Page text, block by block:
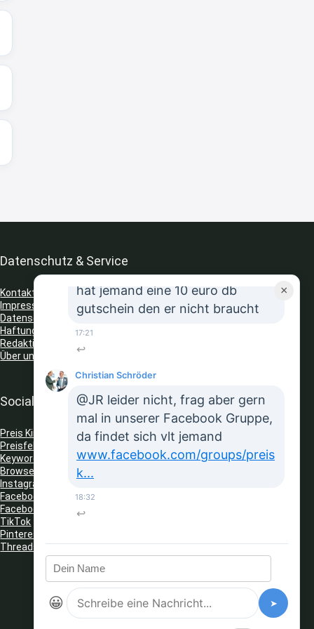
Datenschutz & Service
Kontakt
Impressum
Datenschutz
Haftungsausschluss
Redaktionelle Richtlinien
Über uns
Social Media
Preis King auf Telegram
Preisfehler Whats App Kanal
Keyword Tracker (Telegram)
Browser Erweiterungen: Gutschein Finder
Instagram
Facebook
Facebook Gruppe
TikTok
Pinterest
Threads
×
8:43
JR
hat jemand eine 10 euro db
gutschein den er nicht braucht
17:21
↩
Christian Schröder
@JR leider nicht, frag aber gern
mal in unserer Facebook Gruppe,
da findet sich vlt jemand
www.facebook.com/groups/preis
k...
18:32
↩
😀 ➤